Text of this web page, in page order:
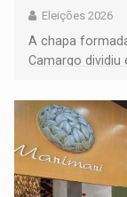
Eleições 2026
A chapa
Camargo dividiu